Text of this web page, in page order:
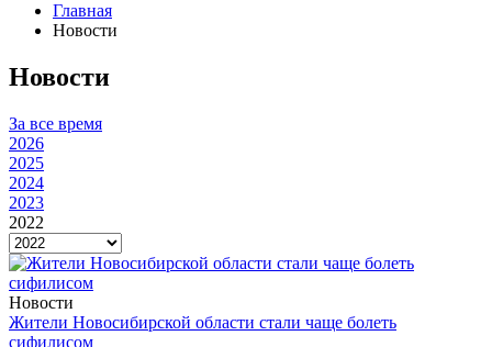
Главная
Новости
Новости
За все время
2026
2025
2024
2023
2022
Новости
Жители Новосибирской области стали чаще болеть
сифилисом